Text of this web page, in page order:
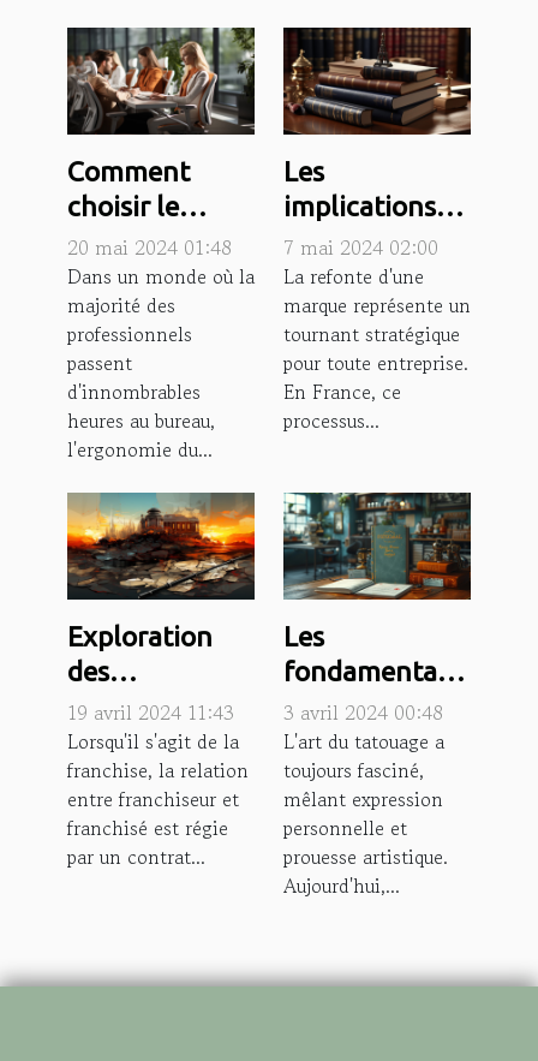
Comment
choisir le
mobilier
adapté aux
normes
ergonomiques
pour améliorer
le bien-être au
travail ?
20 mai 2024 01:48
Dans un monde où la
majorité des
professionnels
passent
d'innombrables
heures au bureau,
l'ergonomie du...
Les
implications
légales de la
rebranding
pour les
entreprises en
France
7 mai 2024 02:00
La refonte d'une
marque représente un
tournant stratégique
pour toute entreprise.
En France, ce
processus...
Exploration
des
conséquences
juridiques en
cas de non-
respect des
obligations par
19 avril 2024 11:43
Lorsqu'il s'agit de la
franchise, la relation
entre franchiseur et
franchisé est régie
par un contrat...
Les
fondamentaux
juridiques à
connaître
avant de
lancer son
studio de
tatouage
3 avril 2024 00:48
L'art du tatouage a
toujours fasciné,
mêlant expression
personnelle et
prouesse artistique.
Aujourd'hui,...